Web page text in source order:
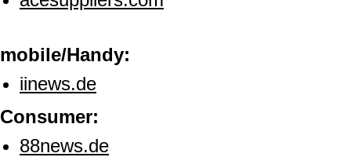
mobile/Handy:
iinews.de
Consumer:
88news.de